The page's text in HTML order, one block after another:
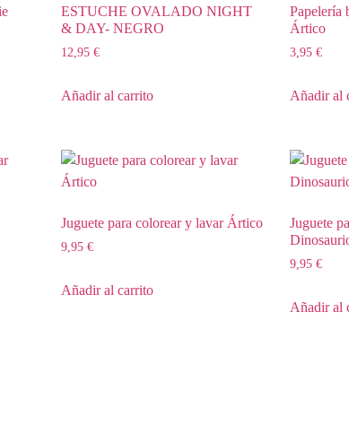
ESTUCHE OVALADO NIGHT
& DAY- NEGRO
12,95 €
Añadir al carrito
Papelería
Ártico
3,95€
Añadir al
Juguete para colorear y lavar Ártico
9,95 €
Añadir al carrito
Juguete
9,95€
Añadir al